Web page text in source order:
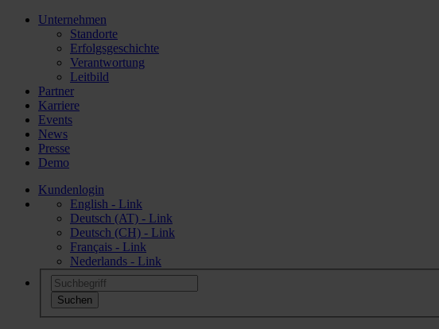
Unternehmen
Standorte
Erfolgsgeschichte
Verantwortung
Leitbild
Partner
Karriere
Events
News
Presse
Demo
Kundenlogin
English - Link
Deutsch (AT) - Link
Deutsch (CH) - Link
Français - Link
Nederlands - Link